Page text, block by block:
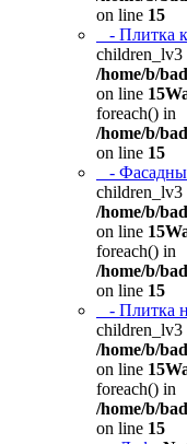
on line 15
- Плитка
children_lv3
/home/b/
on line 15
foreach() in
/home/b/
on line 15
-
children_lv3
/home/b/
on line 15
foreach() in
/home/b/
on line 15
- Плитка
children_lv3
/home/b/
on line 15
foreach() in
/home/b/
on line 15